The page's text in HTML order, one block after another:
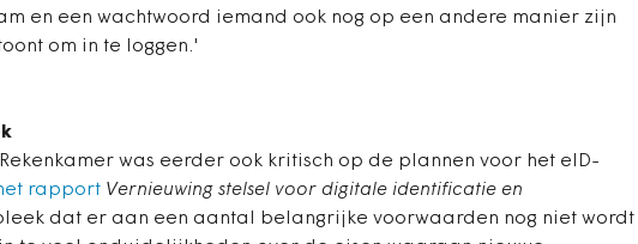
en een wachtwoord iemand ook nog op een andere manier zijn
om in te loggen.'
was eerder ook kritisch op de plannen voor het eID-
rapport Vernieuwing stelsel voor digitale identificatie en
dat er aan een aantal belangrijke voorwaarden nog niet wordt